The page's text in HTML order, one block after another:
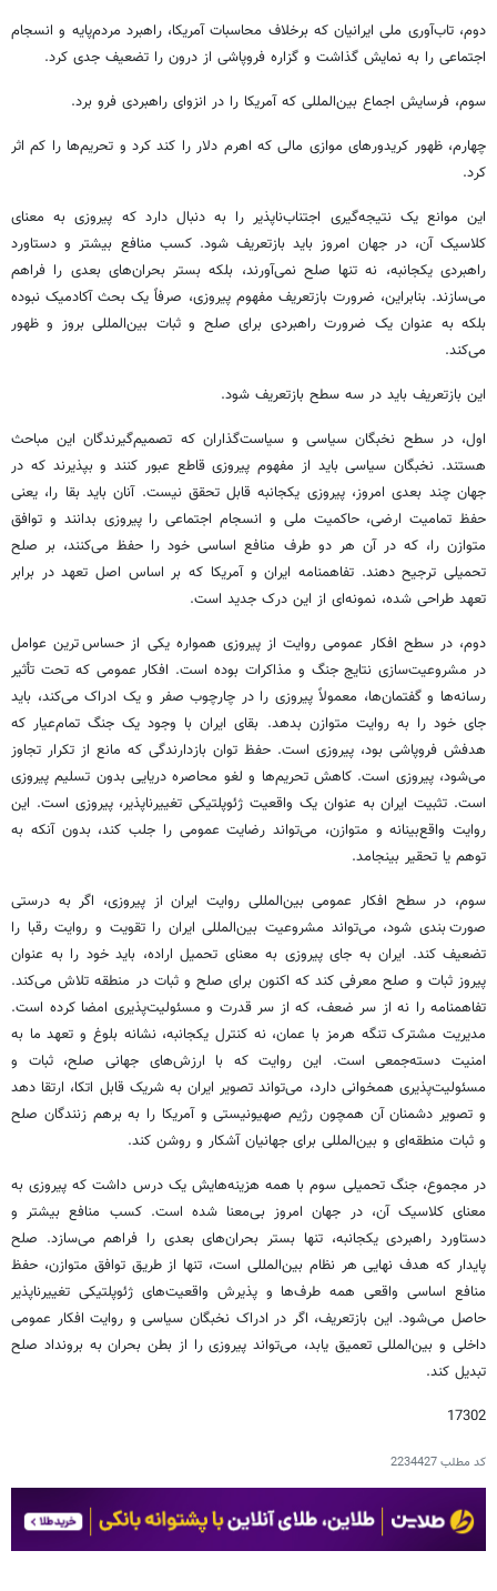
دوم، تاب‌آوری ملی ایرانیان که برخلاف محاسبات آمریکا، راهبرد مردم‌پایه و انسجام
اجتماعی را به نمایش گذاشت و گزاره فروپاشی از درون را تضعیف جدی کرد.
سوم، فرسایش اجماع بین‌المللی که آمریکا را در انزوای راهبردی فرو برد.
چهارم، ظهور کریدورهای موازی مالی که اهرم دلار را کند کرد و تحریم‌ها را کم ‌اثر
کرد.
این موانع یک نتیجه‌گیری اجتناب‌ناپذیر را به دنبال دارد که پیروزی به معنای
کلاسیک آن، در جهان امروز باید بازتعریف شود. کسب منافع بیشتر و دستاورد
راهبردی یکجانبه، نه تنها صلح نمی‌آورند، بلکه بستر بحران‌های بعدی را فراهم
می‌سازند. بنابراین، ضرورت بازتعریف مفهوم پیروزی، صرفاً یک بحث آکادمیک نبوده
بلکه به عنوان یک ضرورت راهبردی برای صلح و ثبات بین‌المللی بروز و ظهور
می‌کند.
این بازتعریف باید در سه سطح بازتعریف شود.
اول، در سطح نخبگان سیاسی و سیاست‌گذاران که تصمیم‌گیرندگان این مباحث
هستند. نخبگان سیاسی باید از مفهوم پیروزی قاطع عبور کنند و بپذیرند که در
جهان چند بعدی امروز، پیروزی یکجانبه قابل تحقق نیست. آنان باید بقا را، یعنی
حفظ تمامیت ارضی، حاکمیت ملی و انسجام اجتماعی را پیروزی بدانند و توافق
متوازن را، که در آن هر دو طرف منافع اساسی خود را حفظ می‌کنند، بر صلح
تحمیلی ترجیح دهند. تفاهمنامه ایران و آمریکا که بر اساس اصل تعهد در برابر
تعهد طراحی شده، نمونه‌ای از این درک جدید است.
دوم، در سطح افکار عمومی روایت از پیروزی همواره یکی از حساس ترین عوامل
در مشروعیت‌سازی نتایج جنگ و مذاکرات بوده است. افکار عمومی که تحت تأثیر
رسانه‌ها و گفتمان‌ها، معمولاً پیروزی را در چارچوب صفر و یک ادراک می‌کند، باید
جای خود را به روایت متوازن بدهد. بقای ایران با وجود یک جنگ تمام‌عیار که
هدفش فروپاشی بود، پیروزی است. حفظ توان بازدارندگی که مانع از تکرار تجاوز
می‌شود، پیروزی است. کاهش تحریم‌ها و لغو محاصره دریایی بدون تسلیم پیروزی
است. تثبیت ایران به عنوان یک واقعیت ژئوپلتیکی تغییرناپذیر، پیروزی است. این
روایت واقع‌بینانه و متوازن، می‌تواند رضایت عمومی را جلب کند، بدون آنکه به
توهم یا تحقیر بینجامد.
سوم، در سطح افکار عمومی بین‌المللی روایت ایران از پیروزی، اگر به درستی
صورت بندی شود، می‌تواند مشروعیت بین‌المللی ایران را تقویت و روایت رقبا را
تضعیف کند. ایران به جای پیروزی به معنای تحمیل اراده، باید خود را به عنوان
پیروز ثبات و صلح معرفی کند که اکنون برای صلح و ثبات در منطقه تلاش می‌کند.
تفاهمنامه را نه از سر ضعف، که از سر قدرت و مسئولیت‌پذیری امضا کرده است.
مدیریت مشترک تنگه هرمز با عمان، نه کنترل یکجانبه، نشانه بلوغ و تعهد ما به
امنیت دسته‌جمعی است. این روایت که با ارزش‌های جهانی صلح، ثبات و
مسئولیت‌پذیری همخوانی دارد، می‌تواند تصویر ایران به شریک قابل اتکا، ارتقا دهد
و تصویر دشمنان آن همچون رژیم صهیونیستی و آمریکا را به برهم زنندگان صلح
و ثبات منطقه‌ای و بین‌المللی برای جهانیان آشکار و روشن کند.
در مجموع، جنگ تحمیلی سوم با همه هزینه‌هایش یک درس داشت که پیروزی به
معنای کلاسیک آن، در جهان امروز بی‌معنا شده است. کسب منافع بیشتر و
دستاورد راهبردی یکجانبه، تنها بستر بحران‌های بعدی را فراهم می‌سازد. صلح
پایدار که هدف نهایی هر نظام بین‌المللی است، تنها از طریق توافق متوازن، حفظ
منافع اساسی واقعی همه طرف‌ها و پذیرش واقعیت‌های ژئوپلتیکی تغییرناپذیر
حاصل می‌شود. این بازتعریف، اگر در ادراک نخبگان سیاسی و روایت افکار عمومی
داخلی و بین‌المللی تعمیق یابد، می‌تواند پیروزی را از بطن بحران به برونداد صلح
تبدیل کند.
17302
کد مطلب2234427